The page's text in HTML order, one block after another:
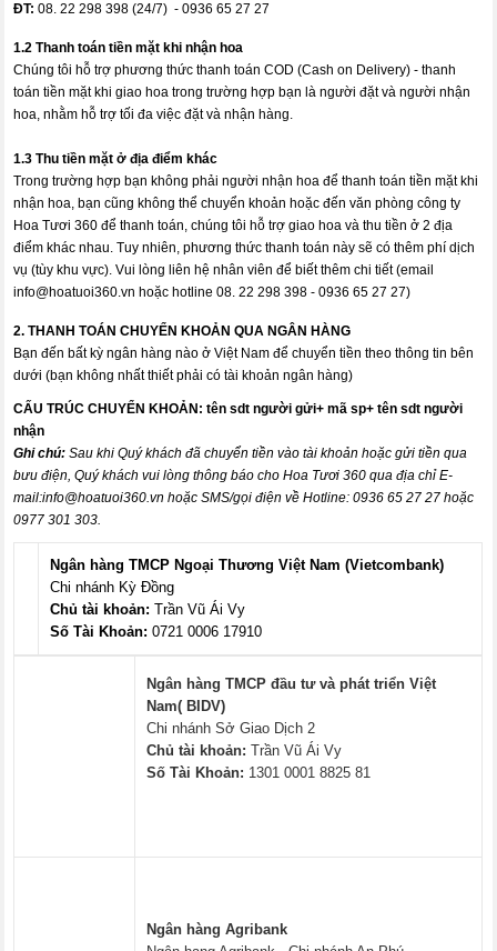
ĐT: 08. 22 298 398 (24/7) - 0936 65 27 27
1.2 Thanh toán tiền mặt khi nhận hoa
Chúng tôi hỗ trợ phương thức thanh toán COD (Cash on Delivery) - thanh
toán tiền mặt khi giao hoa trong trường hợp bạn là người đặt và người nhận
hoa, nhằm hỗ trợ tối đa việc đặt và nhận hàng.
1.3 Thu tiền mặt ở địa điểm khác
Trong trường hợp bạn không phải người nhận hoa để thanh toán tiền mặt khi
nhận hoa, bạn cũng không thể chuyển khoản hoặc đến văn phòng công ty
Hoa Tươi 360 để thanh toán, chúng tôi hỗ trợ giao hoa và thu tiền ở 2 địa
điểm khác nhau. Tuy nhiên, phương thức thanh toán này sẽ có thêm phí dịch
vụ (tùy khu vực). Vui lòng liên hệ nhân viên để biết thêm chi tiết (email
info@hoatuoi360.vn hoặc hotline 08. 22 298 398 - 0936 65 27 27)
2. THANH TOÁN CHUYỂN KHOẢN QUA NGÂN HÀNG
Bạn đến bất kỳ ngân hàng nào ở Việt Nam để chuyển tiền theo thông tin bên
dưới (bạn không nhất thiết phải có tài khoản ngân hàng)
CẤU TRÚC CHUYỂN KHOẢN:tên sdt người gửi+ mã sp+ tên sdt người
nhận
Ghi chú:Sau khi Quý khách đã chuyển tiền vào tài khoản hoặc gửi tiền qua
bưu điện, Quý khách vui lòng thông báo cho Hoa Tươi 360 qua địa chỉ E-
mail:info@hoatuoi360.vn hoặc SMS/gọi điện về Hotline: 0936 65 27 27 hoặc
0977 301 303.
Ngân hàng TMCP Ngoại Thương Việt Nam (Vietcombank)
Chi nhánh Kỳ Đồng
Chủ tài khoản: Trần Vũ Ái Vy
Số Tài Khoản: 0721 0006 17910
Ngân hàng TMCP đầu tư và phát triển Việt
Nam( BIDV)
Chi nhánh Sở Giao Dịch 2
Chủ tài khoản: Trần Vũ Ái Vy
Số Tài Khoản: 1301 0001 8825 81
Ngân hàng Agribank